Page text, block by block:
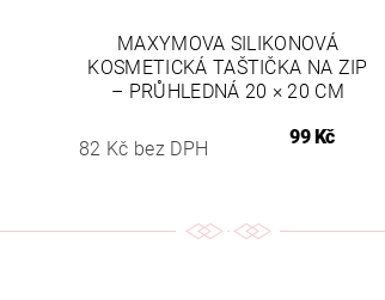
MAXYMOVA SILIKONOVÁ
KOSMETICKÁ TAŠTIČKA NA ZIP
– PRŮHLEDNÁ 20 × 20 CM
82 Kč bez DPH
99 Kč